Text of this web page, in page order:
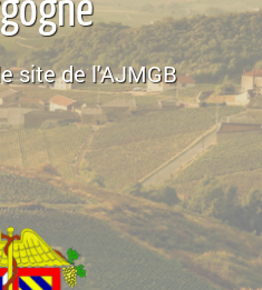
site de l'AJMGB